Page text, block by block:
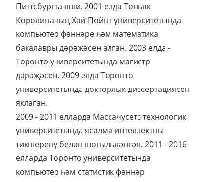
Питтсбургта яши. 2001 елда Төньяк
Королинаның Хай-Пойнт университетында
компьютер фәннәре һәм математика
бакалавры дәрәҗәсен алган. 2003 елда -
Торонто университетында магистр
дәрәҗәсен. 2009 елда Торонто
университетында докторлык диссертациясен
яклаган.
2009 - 2011 елларда Массачусетс технологик
университетында ясалма интеллектны
тикшеренү белән шөгыльләнгән. 2011 - 2016
елларда Торонто университетында
компьютер һәм статистик фәннәр